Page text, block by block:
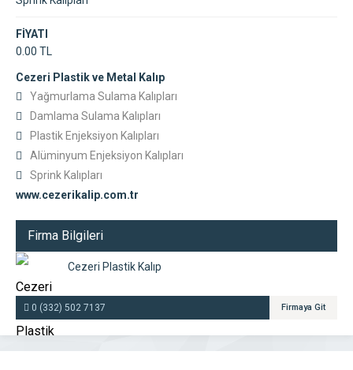
FİYATI
0.00 TL
Cezeri Plastik ve Metal Kalıp
Yağmurlama Sulama Kalıpları
Damlama Sulama Kalıpları
Plastik Enjeksiyon Kalıpları
Alüminyum Enjeksiyon Kalıpları
Sprink Kalıpları
www.cezerikalip.com.tr
Firma Bilgileri
Cezeri Plastik Kalıp
0 (332) 502 7137 Firmaya Git